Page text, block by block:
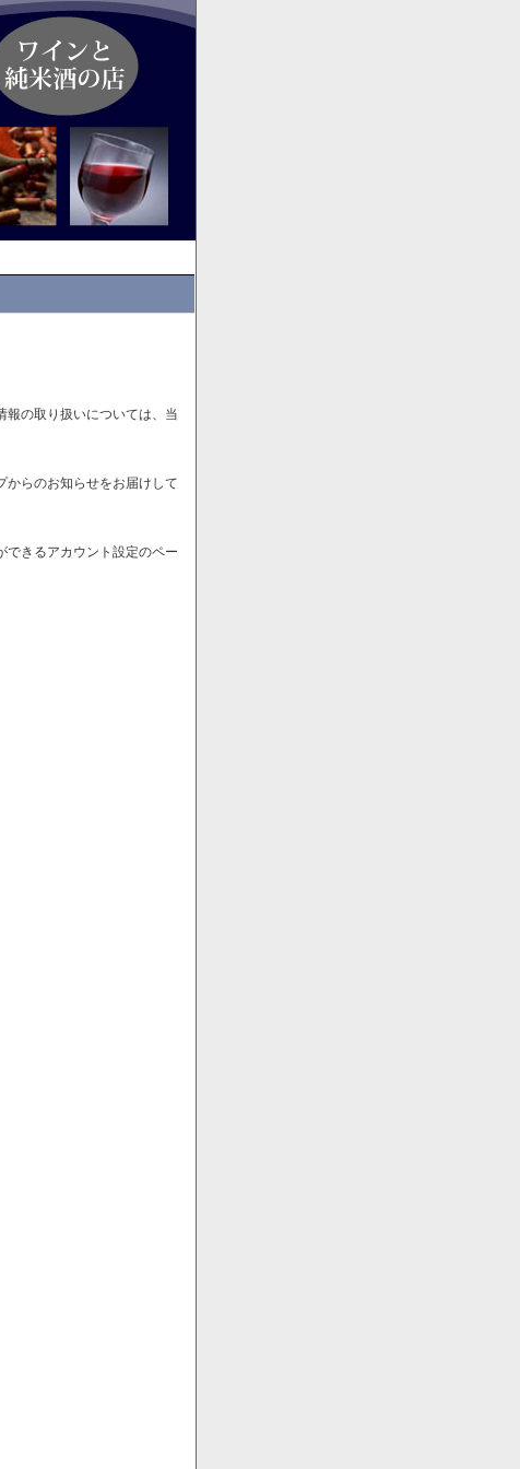
報の取り扱いについては、当
からのお知らせをお届けして
できるアカウント設定のペー